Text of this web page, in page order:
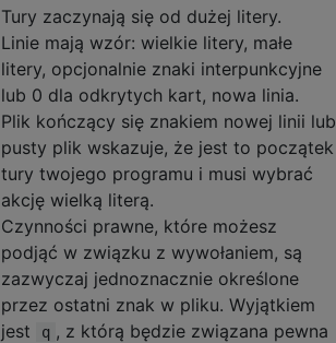
Tury zaczynają się od dużej litery.
Linie mają wzór: wielkie litery, małe
litery, opcjonalnie znaki interpunkcyjne
lub 0 dla odkrytych kart, nowa linia.
Plik kończący się znakiem nowej linii lub
pusty plik wskazuje, że jest to początek
tury twojego programu i musi wybrać
akcję wielką literą.
Czynności prawne, które możesz
podjąć w związku z wywołaniem, są
zazwyczaj jednoznacznie określone
przez ostatni znak w pliku. Wyjątkiem
jest
q , z którą będzie związana pewna